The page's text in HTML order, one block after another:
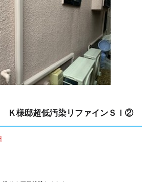
Ｋ様邸超低汚染リファインＳＩ②